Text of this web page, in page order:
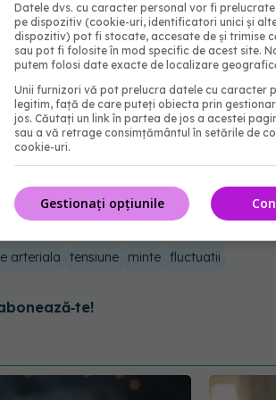
Nu există o pastilă magică. Este
foarte bun pentru creier. Este
dedemențăși a șasea principală
de americani au fost
vârsta sub 65 de ani. Se
arteriala tensiune minte fluctuatii
Datele dvs. cu caracter personal vor fi
pe dispozitiv (cookie-uri, identificatori unici și
dispozitiv) pot fi stocate, accesate de și trimise
sau pot fi folosite în mod specific de acest site.
putem folosi date exacte de localizare
Unii furnizori vă pot prelucra datele cu caracter
legitim, față de care puteți obiecta prin
jos. Căutați un link în partea de jos a acestei
sau a vă retrage consimțământul în setările de
cookie-uri.
Gestionați opțiunile